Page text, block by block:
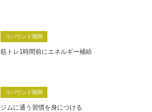
リバウンド期間
筋トレ1時間前にエネルギー補給
リバウンド期間
ジムに通う習慣を身につける